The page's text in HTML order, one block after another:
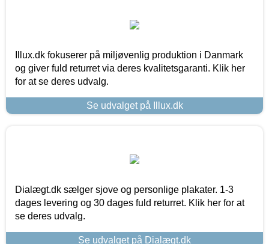
Illux.dk fokuserer på miljøvenlig produktion i Danmark
og giver fuld returret via deres kvalitetsgaranti. Klik her
for at se deres udvalg.
Se udvalget på Illux.dk
Dialægt.dk sælger sjove og personlige plakater. 1-3
dages levering og 30 dages fuld returret. Klik her for at
se deres udvalg.
Se udvalget på Dialægt.dk